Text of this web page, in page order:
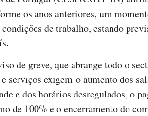
os anos anteriores, um
de trabalho, estando
de greve, que abrange todo o
serviços exigem o aumento dos
e dos horários desregulados, o
de 100% e o encerramento do